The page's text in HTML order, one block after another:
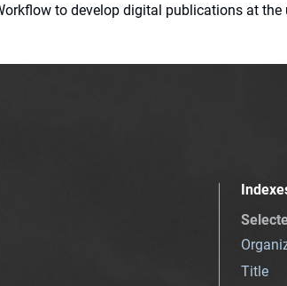
to develop digital publications at
Title